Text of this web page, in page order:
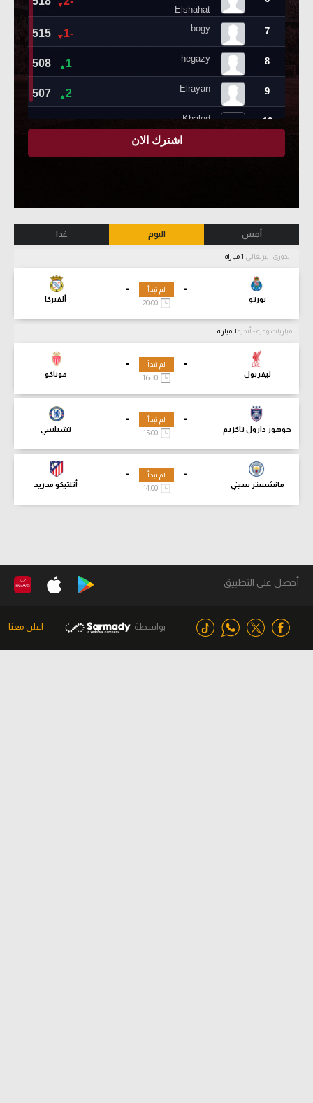
أمس اليوم غدا
الدوري البرتغالي
-
بورتو
-
ألفيركا
لم تبدأ
مباريات ودية - أندية
-
ليفربول
-
موناكو
لم تبدأ
-
جوهور دارول تاكزيم
-
تشيلسي
لم تبدأ
15:00
-
مانشستر سيتي
-
أتلتيكو مدريد
لم تبدأ
14:00
أحصل على التطبيق
بواسطة اعلن معنا